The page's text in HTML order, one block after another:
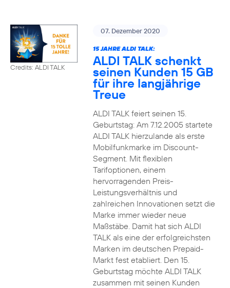
Credits: ALDI TALK
07. Dezember 2020
15 JAHRE ALDI TALK:
ALDI TALK schenkt
seinen Kunden 15 GB
für ihre langjährige
Treue
ALDI TALK feiert seinen 15.
Geburtstag: Am 7.12.2005 startete
ALDI TALK hierzulande als erste
Mobilfunkmarke im Discount-
Segment. Mit flexiblen
Tarifoptionen, einem
hervorragenden Preis-
Leistungsverhältnis und
zahlreichen Innovationen setzt die
Marke immer wieder neue
Maßstäbe. Damit hat sich ALDI
TALK als eine der erfolgreichsten
Marken im deutschen Prepaid-
Markt fest etabliert. Den 15.
Geburtstag möchte ALDI TALK
zusammen mit seinen Kunden